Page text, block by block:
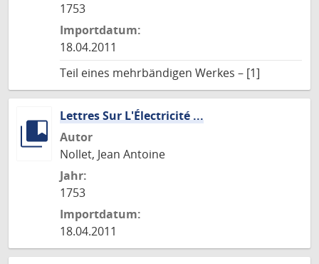
1753
Importdatum:
18.04.2011
Teil eines mehrbändigen Werkes – [1]
Lettres Sur L'Électricité ...
Autor
Nollet, Jean Antoine
Jahr:
1753
Importdatum:
18.04.2011